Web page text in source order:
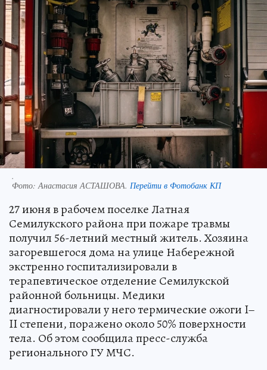
.
Фото:Анастасия АСТАШОВА. Перейти в Фотобанк КП
27 июня в рабочем поселке Латная
Семилукского района при пожаре травмы
получил 56-летний местный житель. Хозяина
загоревшегося дома на улице Набережной
экстренно госпитализировали в
терапевтическое отделение Семилукской
районной больницы. Медики
диагностировали у него термические ожоги I–
II степени, поражено около 50% поверхности
тела. Об этом сообщила пресс-служба
регионального ГУ МЧС.